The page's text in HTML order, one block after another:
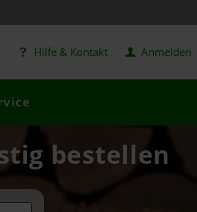
Hilfe & Kontakt Anmelden
bestellen